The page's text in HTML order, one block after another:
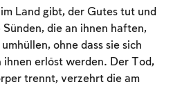
Land gibt, der Gutes tut und
die an ihnen haften,
ohne dass sie sich
ihnen erlöst werden. Der Tod,
trennt, verzehrt die am